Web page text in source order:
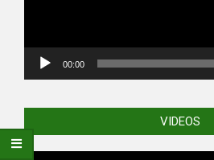
00:00
VIDEOS